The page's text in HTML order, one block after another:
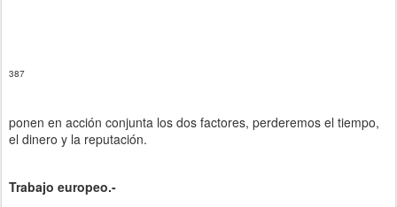
387
ponen en acción conjunta los dos factores, perderemos el tiempo,
el dinero y la reputación.
Trabajo europeo.-